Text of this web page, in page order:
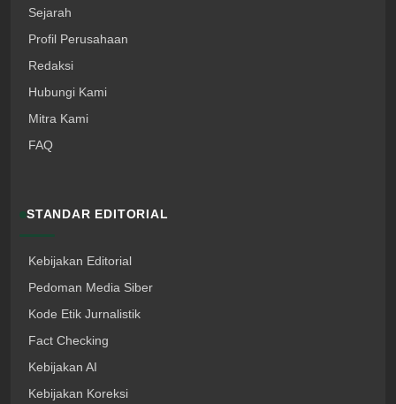
Sejarah
Profil Perusahaan
Redaksi
Hubungi Kami
Mitra Kami
FAQ
STANDAR EDITORIAL
Kebijakan Editorial
Pedoman Media Siber
Kode Etik Jurnalistik
Fact Checking
Kebijakan AI
Kebijakan Koreksi